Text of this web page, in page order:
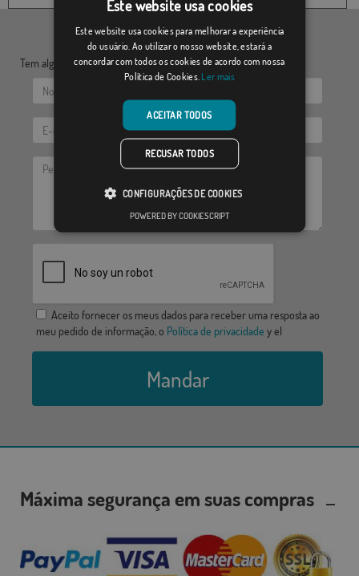
Tem alguma dúvida? Envie-nos as suas questões:
Aceito fornecer os meus dados para receber uma resposta ao
meu pedido de informação, o Política de privacidade y el
Mandar
Máxima segurança em suas compras
Este website usa cookies
Este website usa cookies para melhorar a experiência
do usuário. Ao utilizar o nosso website, estará a
concordar com todos os cookies de acordo com nossa
Política de Cookies. Ler mais
ACEITAR TODOS
RECUSAR TODOS
CONFIGURAÇÕES DE COOKIES
POWERED BY COOKIESCRIPT